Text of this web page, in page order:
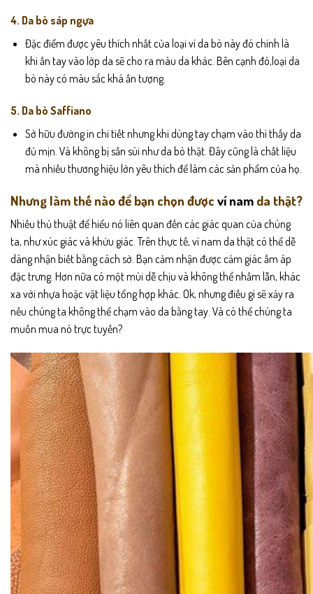
4. Da bò sáp ngựa
Đặc điểm được yêu thích nhất của loại ví da bò này đó chính là
khi ấn tay vào lớp da sẽ cho ra màu da khác. Bên cạnh đó,loại da
bò này có màu sắc khá ấn tượng.
5. Da bò Saffiano
Sở hữu đường in chi tiết nhưng khi dùng tay chạm vào thì thấy da
đủ mịn. Và không bị sần sùi như da bò thật. Đây cũng là chất liệu
mà nhiều thương hiệu lớn yêu thích để làm các sản phẩm của họ.
Nhưng làm thế nào để bạn chọn được ví nam da thật?
Nhiều thủ thuật để hiểu nó liên quan đến các giác quan của chúng
ta, như xúc giác và khứu giác. Trên thực tế, ví nam da thật có thể dễ
dàng nhận biết bằng cách sờ. Bạn cảm nhận được cảm giác ấm áp
đặc trưng. Hơn nữa có một mùi dễ chịu và không thể nhầm lẫn, khác
xa với nhựa hoặc vật liệu tổng hợp khác. Ok, nhưng điều gì sẽ xảy ra
nếu chúng ta không thể chạm vào da bằng tay. Và có thể chúng ta
muốn mua nó trực tuyến?